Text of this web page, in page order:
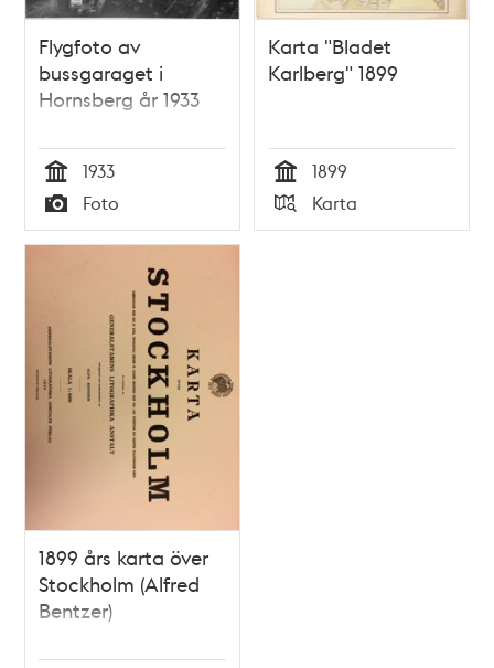
Flygfoto av
bussgaraget i
Hornsberg år 1933
Tid
1933
Typ
Foto
Karta "Bladet
Karlberg" 1899
Tid
1899
Typ
Karta
1899 års karta över
Stockholm (Alfred
Bentzer)